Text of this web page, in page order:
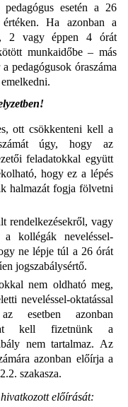
esetén a 26
Ha azonban a
2 vagy éppen 4 órát
munkaidőbe – más
pedagógusok óraszáma
ott csökkenteni kell a
úgy, hogy az
feladatokkal együtt
hogy ez a lépés
halmazát fogja fölvetni
rendelkezésekről, vagy
kollégák neveléssel-
ne lépje túl a 26 órát
jogszabálysértő.
nem oldható meg,
neveléssel-oktatással
esetben azonban
kell fizetnünk a
nem tartalmaz. Az
azonban előírja a
szakasza.
előírását: